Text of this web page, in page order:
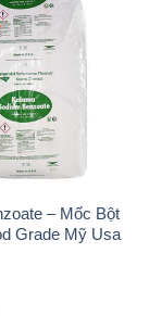
– Mốc Bột
Grade Mỹ Usa